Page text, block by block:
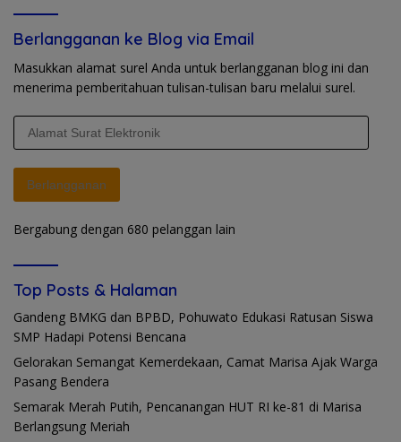
Berlangganan ke Blog via Email
Masukkan alamat surel Anda untuk berlangganan blog ini dan
menerima pemberitahuan tulisan-tulisan baru melalui surel.
Alamat
Surat
Elektronik
Berlangganan
Bergabung dengan 680 pelanggan lain
Top Posts & Halaman
Gandeng BMKG dan BPBD, Pohuwato Edukasi Ratusan Siswa
SMP Hadapi Potensi Bencana
Gelorakan Semangat Kemerdekaan, Camat Marisa Ajak Warga
Pasang Bendera
Semarak Merah Putih, Pencanangan HUT RI ke-81 di Marisa
Berlangsung Meriah